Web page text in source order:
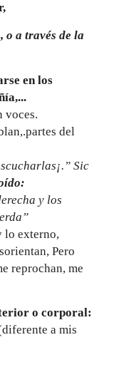
o a través de la
en los
voces.
del
Sic
y los
lo externo,
Pero
reprochan, me
o corporal:
a mis